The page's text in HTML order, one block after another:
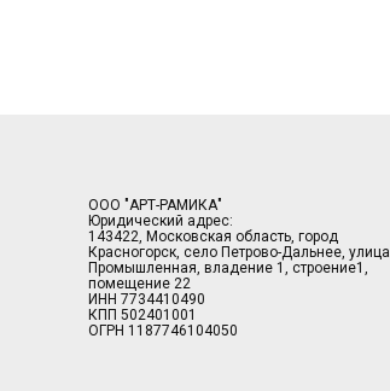
ООО "АРТ-РАМИКА"
Юридический адрес:
143422, Московская область, город
Красногорск, село Петрово-Дальнее, улица
Промышленная, владение 1, строение1,
помещение 22
ИНН 7734410490
КПП 502401001
ОГРН 1187746104050